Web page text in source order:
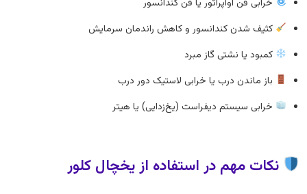
خرابی فن اواپراتور یا فن کندانسور
کثیف شدن کندانسور و کاهش راندمان سرمایش
کمبود یا نشتی گاز مبرد
باز ماندن درب یا خرابی لاستیک دور درب
خرابی سیستم دیفراست (یخ‌زدایی) یا هیتر
نکات مهم در استفاده از یخچال کلور